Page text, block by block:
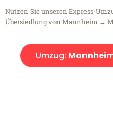
Nutzen Sie unseren Express-
Übersiedlung von Mannheim →
Umzug: